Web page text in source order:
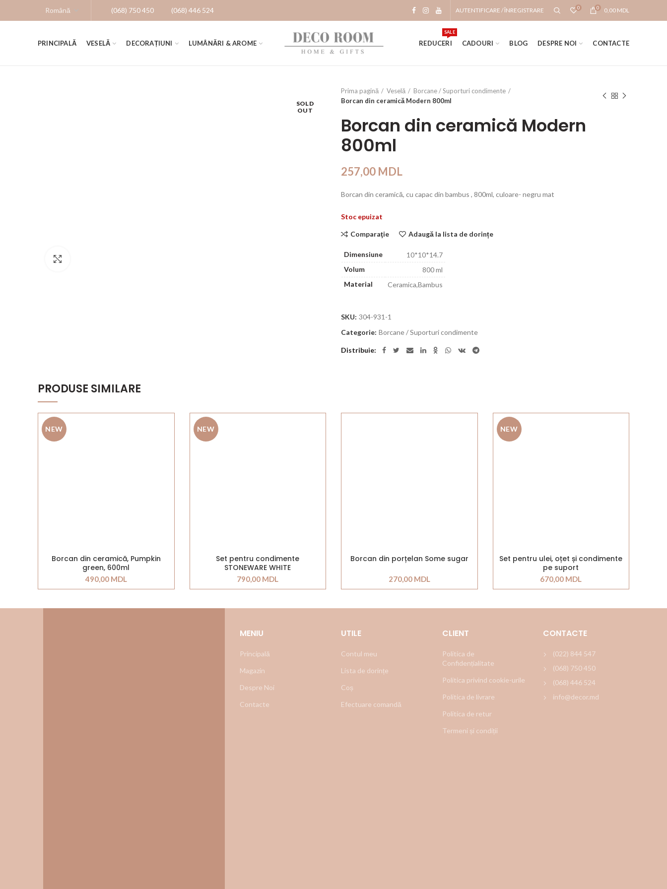
(068) 750 450 (068) 446 524 AUTENTIFICARE / ÎNREGISTRARE 0 0 0,00 MDL
PRINCIPALĂ VESELĂ DECORAȚIUNI LUMÂNĂRI & AROME REDUCERI
SALE
CADOURI BLOG DESPRE NOI CONTACTE
SOLD
OUT
Prima pagină Veselă
Borcane / Suporturi condimente
Borcan din ceramică Modern 800ml
Borcan din ceramică Modern
800ml
257,00 MDL
Borcan din ceramică, cu capac din bambus , 800ml, culoare- negru mat
Stoc epuizat
Comparaţie Adaugă la lista de dorințe
Dimensiune
10*10*14.7
Volum
800 ml
Material
Ceramica,Bambus
SKU: 304-931-1
Categorie: Borcane / Suporturi condimente
Distribuie
PRODUSE SIMILARE
NEW
Borcan din ceramică, Pumpkin
green, 600ml
490,00 MDL
NEW
Set pentru condimente
STONEWARE WHITE
790,00 MDL
Borcan din porțelan Some sugar
270,00 MDL
NEW
Set pentru ulei, oțet și condimente
pe suport
670,00 MDL
MENIU
Principală
Magazin
Despre Noi
Contacte
UTILE
Contul meu
Lista de dorințe
Coș
Efectuare comandă
CLIENT
Politica de
Confidențialitate
Politica privind cookie-urile
Politica de livrare
Politica de retur
Termeni și condiții
CONTACTE
(022) 844 547
(068) 750 450
(068) 446 524
info@decor.md